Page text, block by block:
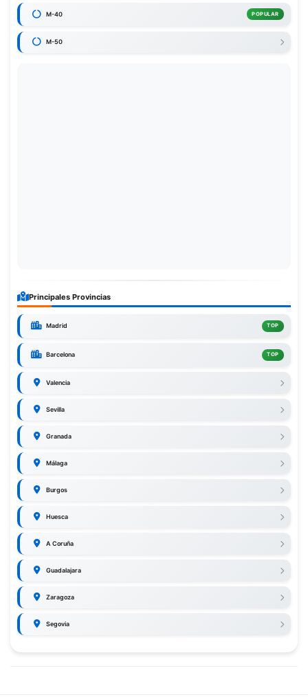
M-40 POPULAR
M-50
Principales Provincias
Madrid TOP
Barcelona TOP
Valencia
Sevilla
Granada
Málaga
Burgos
Huesca
A Coruña
Guadalajara
Zaragoza
Segovia